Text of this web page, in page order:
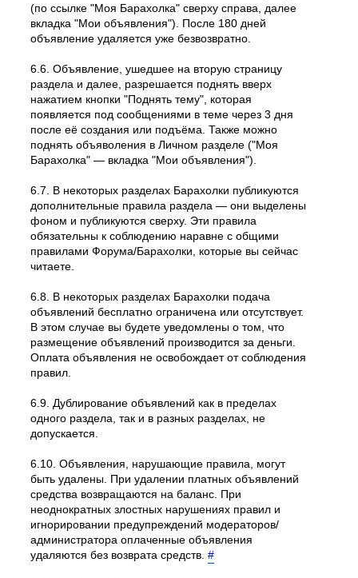
(по ссылке "Моя Барахолка" сверху справа, далее
вкладка "Мои объявления"). После 180 дней
объявление удаляется уже безвозвратно.
6.6. Объявление, ушедшее на вторую страницу
раздела и далее, разрешается поднять вверх
нажатием кнопки "Поднять тему", которая
появляется под сообщениями в теме через 3 дня
после её создания или подъёма. Также можно
поднять объяволения в Личном разделе ("Моя
Барахолка" — вкладка "Мои объявления").
6.7. В некоторых разделах Барахолки публикуются
дополнительные правила раздела — они выделены
фоном и публикуются сверху. Эти правила
обязательны к соблюдению наравне с общими
правилами Форума/Барахолки, которые вы сейчас
читаете.
6.8. В некоторых разделах Барахолки подача
объявлений бесплатно ограничена или отсутствует.
В этом случае вы будете уведомлены о том, что
размещение объявлений производится за деньги.
Оплата объявления не освобождает от соблюдения
правил.
6.9. Дублирование объявлений как в пределах
одного раздела, так и в разных разделах, не
допускается.
6.10. Объявления, нарушающие правила, могут
быть удалены. При удалении платных объявлений
средства возвращаются на баланс. При
неоднократных злостных нарушениях правил и
игнорировании предупреждений модераторов/
администратора оплаченные объявления
удаляются без возврата средств.#